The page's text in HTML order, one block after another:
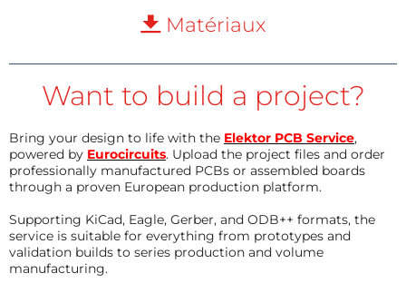
Matériaux
Want to build a project?
Bring your design to life with the Elektor PCB Service,
powered by Eurocircuits. Upload the project files and order
professionally manufactured PCBs or assembled boards
through a proven European production platform.
Supporting KiCad, Eagle, Gerber, and ODB++ formats, the
service is suitable for everything from prototypes and
validation builds to series production and volume
manufacturing.